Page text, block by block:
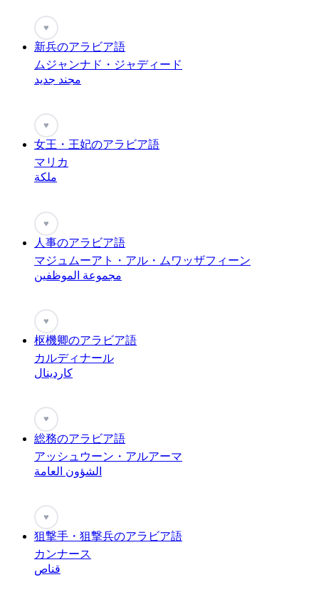
♥
新兵のアラビア語
ムジャンナド・ジャディード
مجند جديد
♥
女王・王妃のアラビア語
マリカ
ملكة
♥
人事のアラビア語
マジュムーアト・アル・ムワッザフィーン
مجموعة الموظفين
♥
枢機卿のアラビア語
カルディナール
كاردينال
♥
総務のアラビア語
アッシュウーン・アルアーマ
الشؤون العامة
♥
狙撃手・狙撃兵のアラビア語
カンナース
قناص